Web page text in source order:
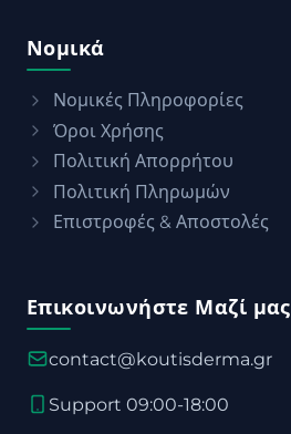
Νομικά
Νομικές Πληροφορίες
Όροι Χρήσης
Πολιτική Απορρήτου
Πολιτική Πληρωμών
Επιστροφές & Αποστολές
Επικοινωνήστε Μαζί μας
contact@koutisderma.gr
Support 09:00-18:00